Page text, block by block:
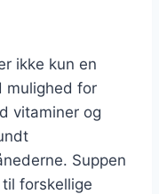
ikke kun en
mulighed for
vitaminer og
Suppen
forskellige